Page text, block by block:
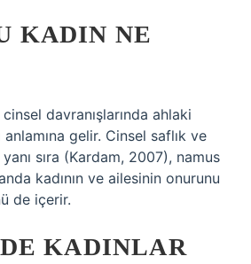
KADIN NE
cinsel davranışlarında ahlaki
gelir. Cinsel saflık ve
yanı sıra (Kardam, 2007), namus
kadının ve ailesinin onurunu
de içerir.
KADINLAR